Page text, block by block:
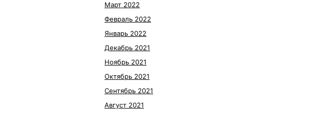
Март 2022
Февраль 2022
Январь 2022
Декабрь 2021
Ноябрь 2021
Октябрь 2021
Сентябрь 2021
Август 2021